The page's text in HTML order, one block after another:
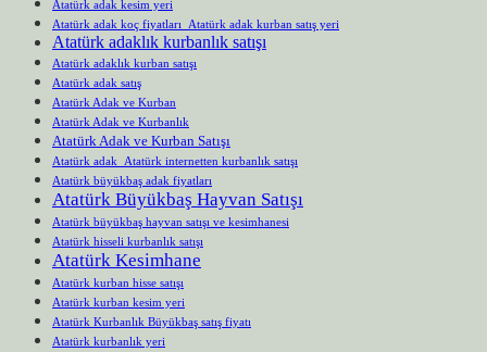
Atatürk adak kesim yeri
Atatürk adak koç fiyatları Atatürk adak kurban satış yeri
Atatürk adaklık kurbanlık satışı
Atatürk adaklık kurban satışı
Atatürk adak satış
Atatürk Adak ve Kurban
Atatürk Adak ve Kurbanlık
Atatürk Adak ve Kurban Satışı
Atatürk adak Atatürk internetten kurbanlık satışı
Atatürk büyükbaş adak fiyatları
Atatürk Büyükbaş Hayvan Satışı
Atatürk büyükbaş hayvan satışı ve kesimhanesi
Atatürk hisseli kurbanlık satışı
Atatürk Kesimhane
Atatürk kurban hisse satışı
Atatürk kurban kesim yeri
Atatürk Kurbanlık Büyükbaş satış fiyatı
Atatürk kurbanlık yeri